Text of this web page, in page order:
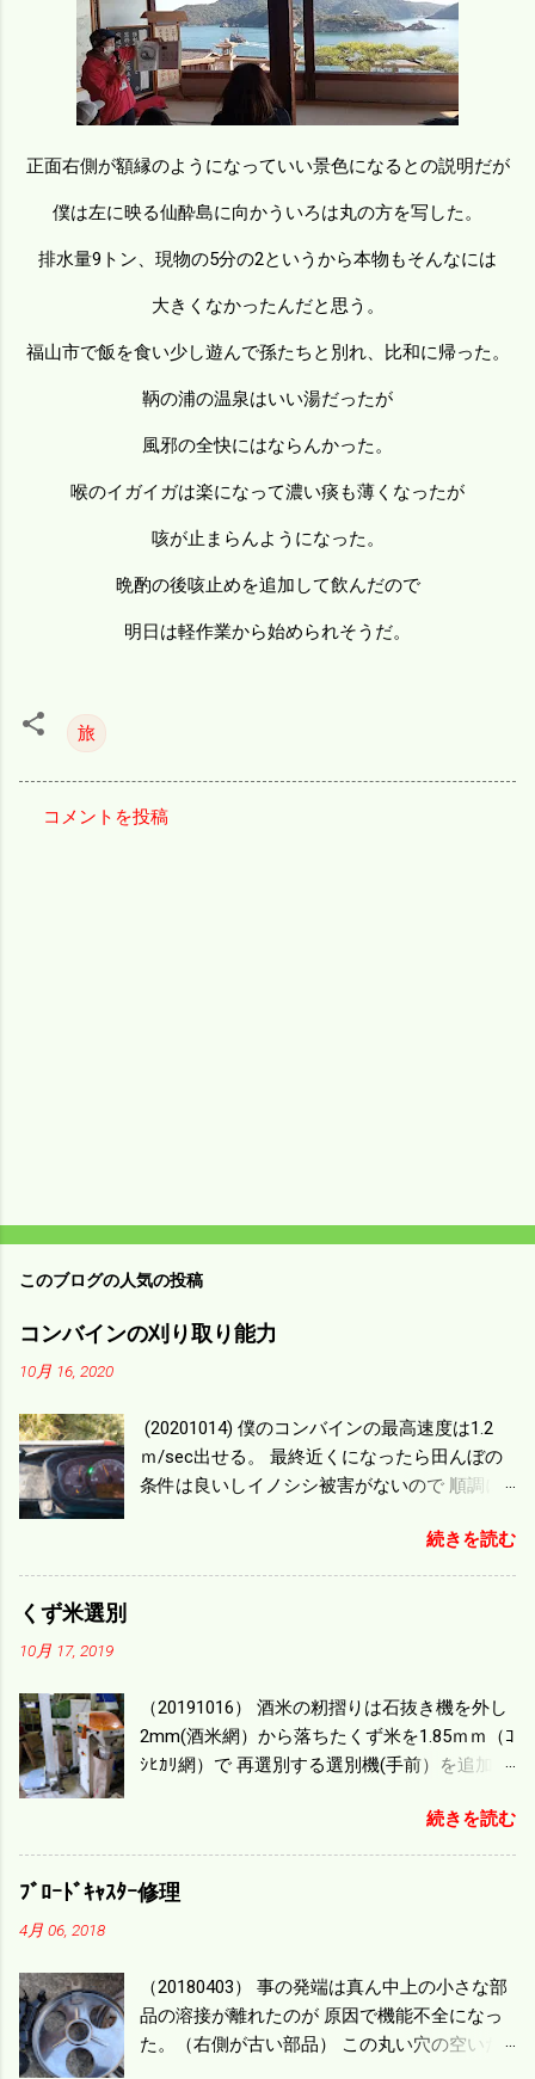
正面右側が額縁のようになっていい景色になるとの説明だが
僕は左に映る仙酔島に向かういろは丸の方を写した。
排水量9トン、現物の5分の2というから本物もそんなには
大きくなかったんだと思う。
福山市で飯を食い少し遊んで孫たちと別れ、比和に帰った。
鞆の浦の温泉はいい湯だったが
風邪の全快にはならんかった。
喉のイガイガは楽になって濃い痰も薄くなったが
咳が止まらんようになった。
晩酌の後咳止めを追加して飲んだので
明日は軽作業から始められそうだ。
旅
コメントを投稿
このブログの人気の投稿
コンバインの刈り取り能力
10月 16, 2020
(20201014) 僕のコンバインの最高速度は1.2
ｍ/sec出せる。 最終近くになったら田んぼの
条件は良いしイノシシ被害がないので 順調に
ｍ/min、4.32ｋｍ/hrになり 幅は約2ｍだから
0.864/haの作業能力がある。 実際は回転した
機の容量、籾摺りの能力などのバランスの問
題で 今の機種で満足している。 というより買
った時はまだ耕作面積が少なく手が出せ 無か
のがある。キャビン付きだから一度は乗って
みたいと思う。 町内では5条刈りの100㎰で作
業する人がいる。 秋作業は儲かるというのが
続きを読む
くず米選別
10月 17, 2019
（20191016） 酒米の籾摺りは石抜き機を外し
2mm(酒米網）から落ちたくず米を1.85ｍｍ（ｺ
ｼﾋｶﾘ網）で 再選別する選別機(手前）を追加す
ず米より2倍近い値段になる。 後で選別するの
には手間がかかるので 一度に選別するやり方
を随分前からこの方式にした。 今年は酒米30
㎏を40袋したところで未熟が3袋出る。 1.85ｍ
めるほど忙しい。 広島県の作況指数は98だと
いう。 実感としては90が正しいと思うが こん
な年はくず米が多い。 食協という米を扱う会
続きを読む
ﾌﾞﾛｰﾄﾞｷｬｽﾀｰ修理
4月 06, 2018
（20180403） 事の発端は真ん中上の小さな部
品の溶接が離れたのが 原因で機能不全になっ
た。（右側が古い部品） この丸い穴の空いた